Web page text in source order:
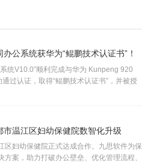
公系统获华为“鲲鹏技术认证书”！
统V10.0”顺利完成与华为 Kunpeng 920
过认证，取得“鲲鹏技术认证书”，并被授
温江区妇幼保健院数智化升级
区妇幼保健院正式达成合作。九思软件为保
案，助力打破办公壁垒、优化管理流程、